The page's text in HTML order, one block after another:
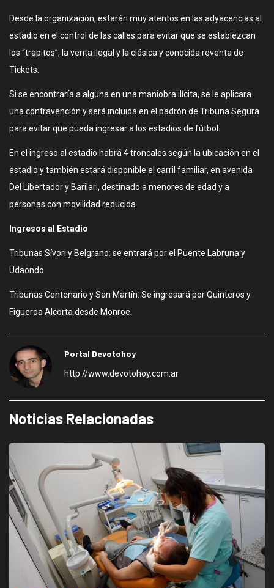
Desde la organización, estarán muy atentos en las adyacencias al
estadio en el control de las calles para evitar que se establezcan
los “trapitos”, la venta ilegal y la clásica y conocida reventa de
Tickets.
Si se encontraría a alguna en una maniobra ilícita, se le aplicara
una contravención y será incluida en el padrón de Tribuna Segura
para evitar que pueda ingresar a los estadios de fútbol.
En el ingreso al estadio habrá 4 troncales según la ubicación en el
estadio y también estará disponible el carril familiar, en avenida
Del Libertador y Barilari, destinado a menores de edad y a
personas con movilidad reducida.
Ingresos al Estadio
Tribunas Sívori y Belgrano: se entrará por el Puente Labruna y
Udaondo
Tribunas Centenario y San Martín: Se ingresará por Quinteros y
Figueroa Alcorta desde Monroe.
Portal Devotohoy
http://www.devotohoy.com.ar
Noticias Relacionadas